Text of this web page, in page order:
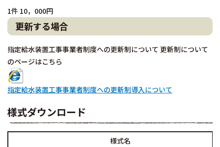
1件 10，000円
更新する場合
指定給水装置工事事業者制度への更新制について 更新制について
のページはこちら
指定給水装置工事事業者制度への更新制導入について
様式ダウンロード
様式名